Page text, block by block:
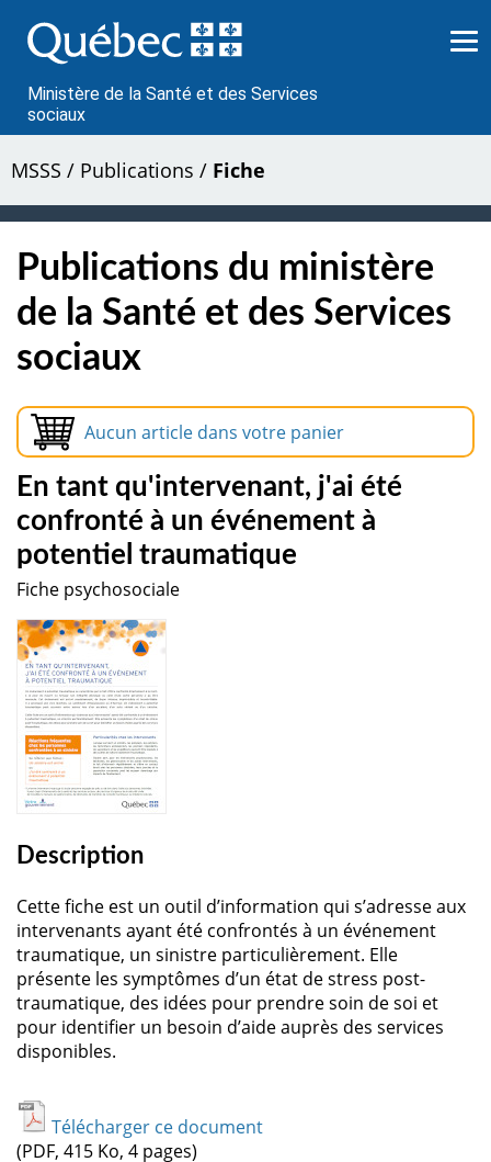
au
contenu
Ministère de la Santé et des Services
sociaux
MSSS / Publications / Fiche
Publications du ministère
de la Santé et des Services
sociaux
Aucun article dans votre panier
En tant qu'intervenant, j'ai été
confronté à un événement à
potentiel traumatique
Fiche psychosociale
Description
Cette fiche est un outil d’information qui s’adresse aux
intervenants ayant été confrontés à un événement
traumatique, un sinistre particulièrement. Elle
présente les symptômes d’un état de stress post-
traumatique, des idées pour prendre soin de soi et
pour identifier un besoin d’aide auprès des services
disponibles.
Télécharger ce document
(PDF, 415 Ko, 4 pages)